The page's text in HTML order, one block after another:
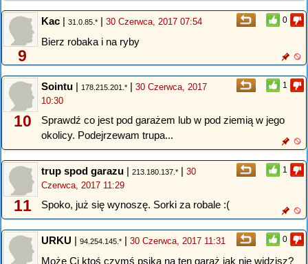
0
9
Kac | 31.0.85.* | 30 Czerwca, 2017 07:54
Bierz robaka i na ryby
1
10
Sointu | 178.215.201.* | 30 Czerwca, 2017
10:30
Sprawdź co jest pod garażem lub w pod ziemią w jego
okolicy. Podejrzewam trupa...
1
11
trup spod garazu | 213.180.137.* | 30
Czerwca, 2017 11:29
Spoko, już się wynoszę. Sorki za robale :(
0
URKU | 94.254.145.* | 30 Czerwca, 2017 11:31
Może Ci ktoś czymś psika na ten garaż jak nie widzisz?